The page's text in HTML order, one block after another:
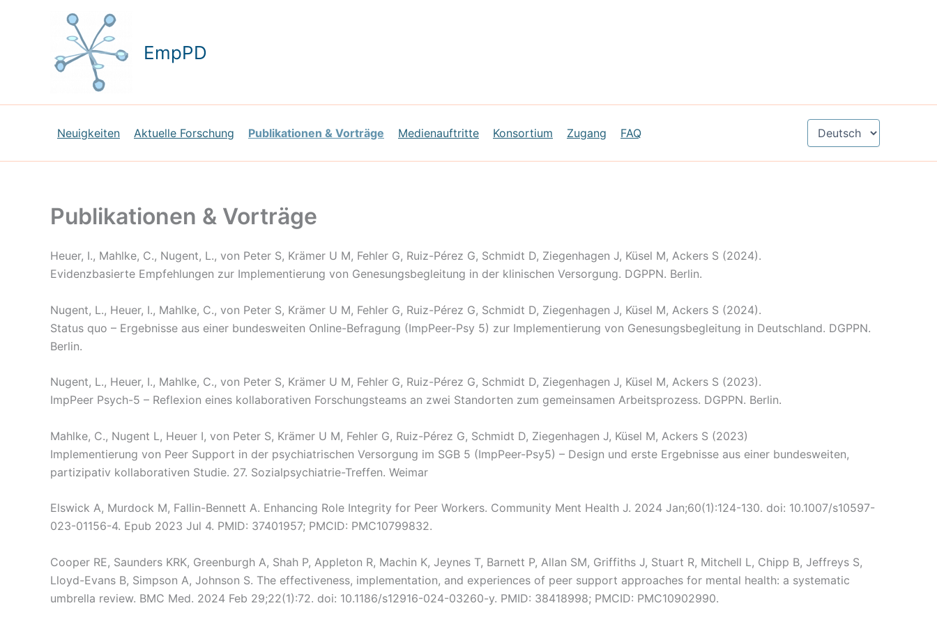
EmpPD
Neuigkeiten Aktuelle Forschung Publikationen & Vorträge Medienauftritte Konsortium Zugang FAQ
Sprache
auswählen
Publikationen & Vorträge
Heuer, I., Mahlke, C., Nugent, L., von Peter S, Krämer U M, Fehler G, Ruiz-Pérez G, Schmidt D, Ziegenhagen J, Küsel M, Ackers S (2024).
Evidenzbasierte Empfehlungen zur Implementierung von Genesungsbegleitung in der klinischen Versorgung. DGPPN. Berlin.
Nugent, L., Heuer, I., Mahlke, C., von Peter S, Krämer U M, Fehler G, Ruiz-Pérez G, Schmidt D, Ziegenhagen J, Küsel M, Ackers S (2024).
Status quo – Ergebnisse aus einer bundesweiten Online-Befragung (ImpPeer-Psy 5) zur Implementierung von Genesungsbegleitung in Deutschland. DGPPN.
Berlin.
Nugent, L., Heuer, I., Mahlke, C., von Peter S, Krämer U M, Fehler G, Ruiz-Pérez G, Schmidt D, Ziegenhagen J, Küsel M, Ackers S (2023).
ImpPeer Psych-5 – Reflexion eines kollaborativen Forschungsteams an zwei Standorten zum gemeinsamen Arbeitsprozess. DGPPN. Berlin.
Mahlke, C., Nugent L, Heuer I, von Peter S, Krämer U M, Fehler G, Ruiz-Pérez G, Schmidt D, Ziegenhagen J, Küsel M, Ackers S (2023)
Implementierung von Peer Support in der psychiatrischen Versorgung im SGB 5 (ImpPeer-Psy5) – Design und erste Ergebnisse aus einer bundesweiten,
partizipativ kollaborativen Studie. 27. Sozialpsychiatrie-Treffen. Weimar
Elswick A, Murdock M, Fallin-Bennett A. Enhancing Role Integrity for Peer Workers. Community Ment Health J. 2024 Jan;60(1):124-130. doi: 10.1007/s10597-
023-01156-4. Epub 2023 Jul 4. PMID: 37401957; PMCID: PMC10799832.
Cooper RE, Saunders KRK, Greenburgh A, Shah P, Appleton R, Machin K, Jeynes T, Barnett P, Allan SM, Griffiths J, Stuart R, Mitchell L, Chipp B, Jeffreys S,
Lloyd-Evans B, Simpson A, Johnson S. The effectiveness, implementation, and experiences of peer support approaches for mental health: a systematic
umbrella review. BMC Med. 2024 Feb 29;22(1):72. doi: 10.1186/s12916-024-03260-y. PMID: 38418998; PMCID: PMC10902990.